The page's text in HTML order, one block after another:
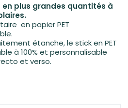
en plus grandes quantités à
en papier PET
étanche, le stick en PET
à 100% et personnalisable
et verso.